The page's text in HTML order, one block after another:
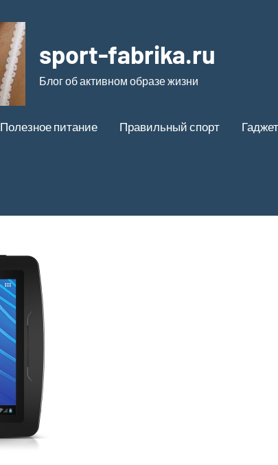
sport-fabrika.ru
Блог об активном образе жизни
Полезное питание Правильный спорт